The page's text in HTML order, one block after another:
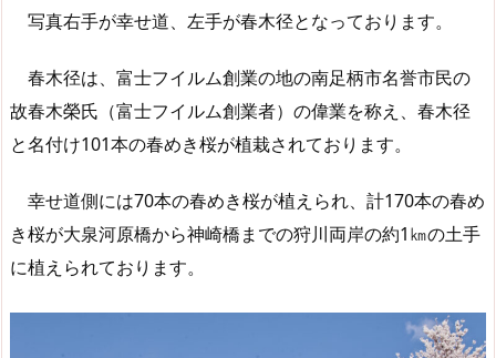
写真右手が幸せ道、左手が春木径となっております。
春木径は、富士フイルム創業の地の南足柄市名誉市民の
故春木榮氏（富士フイルム創業者）の偉業を称え、春木径
と名付け101本の春めき桜が植栽されております。
幸せ道側には70本の春めき桜が植えられ、計170本の春め
き桜が大泉河原橋から神崎橋までの狩川両岸の約1㎞の土手
に植えられております。